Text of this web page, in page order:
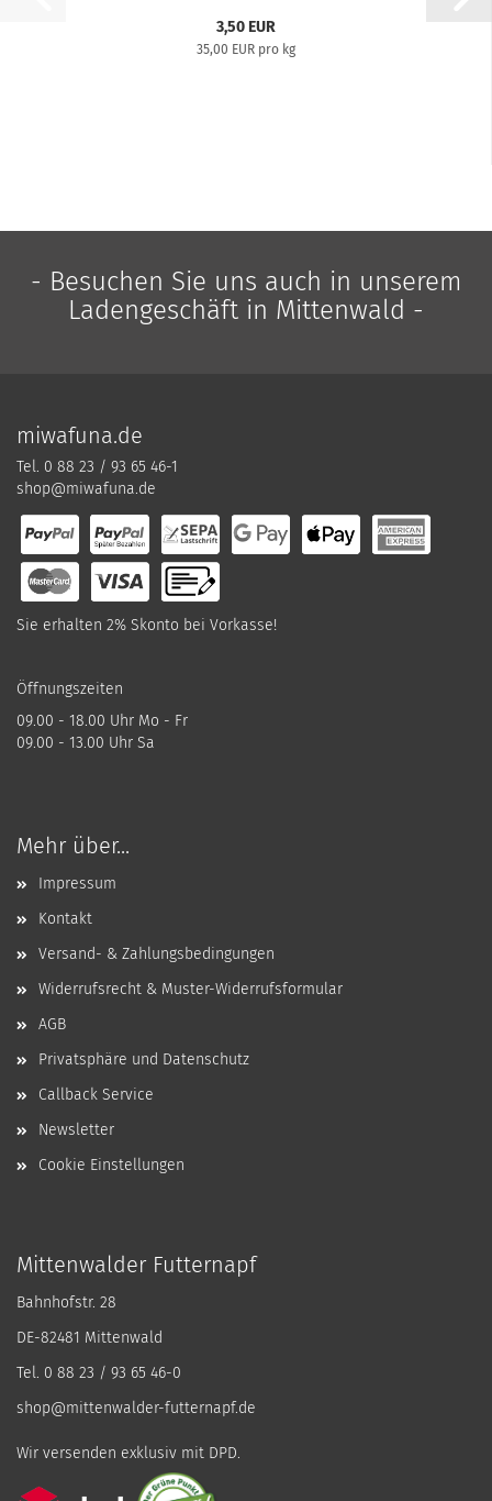
3,50 EUR
35,00 EUR pro kg
- Besuchen Sie uns auch in unserem
Ladengeschäft in Mittenwald -
miwafuna.de
Tel. 0 88 23 / 93 65 46-1
shop@miwafuna.de
Sie erhalten 2% Skonto bei Vorkasse!
Öffnungszeiten
09.00 - 18.00 Uhr Mo - Fr
09.00 - 13.00 Uhr Sa
Mehr über...
Impressum
Kontakt
Versand- & Zahlungsbedingungen
Widerrufsrecht & Muster-Widerrufsformular
AGB
Privatsphäre und Datenschutz
Callback Service
Newsletter
Cookie Einstellungen
Mittenwalder Futternapf
Bahnhofstr. 28
DE-82481 Mittenwald
Tel. 0 88 23 / 93 65 46-0
shop@mittenwalder-futternapf.de
Wir versenden exklusiv mit DPD.